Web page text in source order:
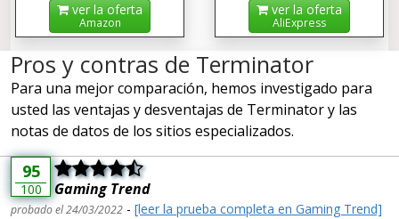
ver la oferta
Amazon
ver la oferta
AliExpress
Pros y contras de Terminator
Para una mejor comparación, hemos investigado para
usted las ventajas y desventajas de Terminator y las
notas de datos de los sitios especializados.
95
100 Gaming Trend
probado el 24/03/2022 - [leer la prueba completa en Gaming Trend]